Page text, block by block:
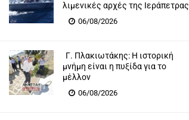
λιμενικές αρχές της Ιεράπετρας
06/08/2026
Γ. Πλακιωτάκης: Η ιστορική
μνήμη είναι η πυξίδα για το
μέλλον
06/08/2026